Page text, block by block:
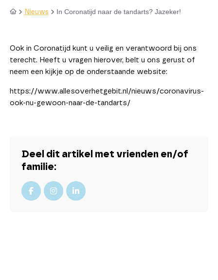
Nieuws In Coronatijd naar de tandarts? Jazeker!
Ook in Coronatijd kunt u veilig en verantwoord bij ons
terecht. Heeft u vragen hierover, belt u ons gerust of
neem een kijkje op de onderstaande website:
https://www.allesoverhetgebit.nl/nieuws/coronavirus-
ook-nu-gewoon-naar-de-tandarts/
Deel dit artikel met vrienden en/of
familie: